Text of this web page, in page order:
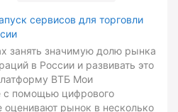
сервисов для торговли
занять значимую долю рынка
в России и развивать это
ВТБ Мои
с помощью цифрового
оценивают рынок в несколько